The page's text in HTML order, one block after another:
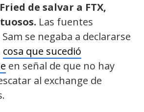
de salvar a FTX,
Las fuentes
se negaba a declararse
cosa que sucedió
en señal de que no hay
al exchange de